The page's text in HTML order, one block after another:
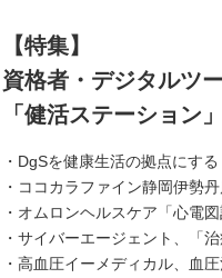
【特集】
資格者・デジタルツ
「健活ステーション
・DgSを健康生活の拠点にす
・ココカラファイン静岡伊勢
・オムロンヘルスケア「心電
・サイバーエージェント、「
・高血圧イーメディカル、血